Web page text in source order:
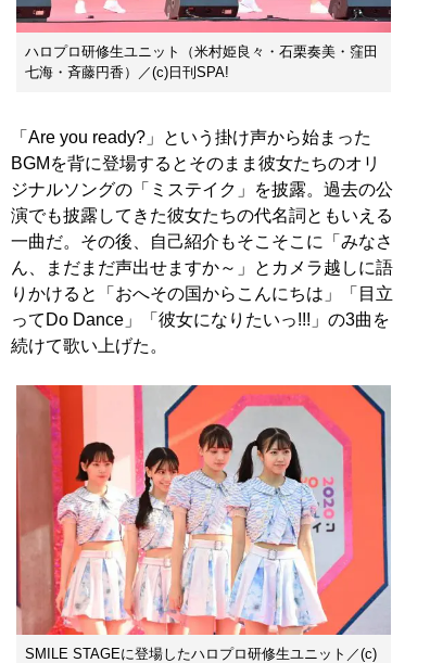
ハロプロ研修生ユニット（米村姫良々・石栗奏美・窪田
七海・斉藤円香）／(c)日刊SPA!
「Are you ready?」という掛け声から始まった
BGMを背に登場するとそのまま彼女たちのオリ
ジナルソングの「ミステイク」を披露。過去の公
演でも披露してきた彼女たちの代名詞ともいえる
一曲だ。その後、自己紹介もそこそこに「みなさ
ん、まだまだ声出せますか～」とカメラ越しに語
りかけると「おへその国からこんにちは」「目立
ってDo Dance」「彼女になりたいっ!!!」の3曲を
続けて歌い上げた。
SMILE STAGEに登場したハロプロ研修生ユニット／(c)